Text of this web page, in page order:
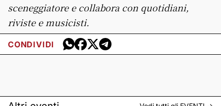
sceneggiatore e collabora con quotidiani,
riviste e musicisti.
CONDIVIDI